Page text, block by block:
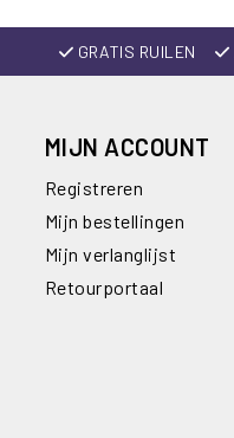
GRATIS RUILEN
MIJN ACCOUNT
Registreren
Mijn bestellingen
Mijn verlanglijst
Retourportaal